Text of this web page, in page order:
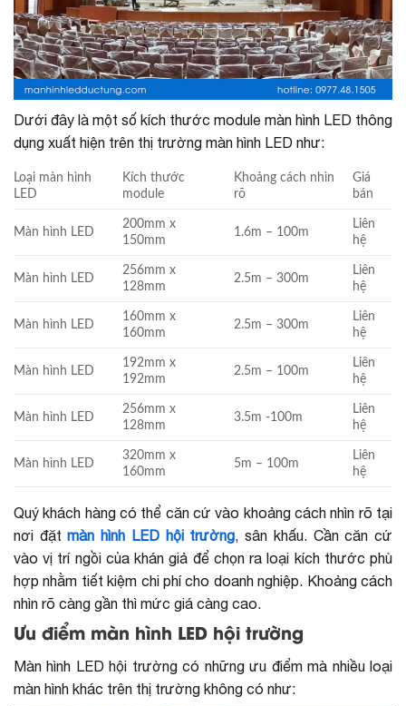
Dưới đây là một số kích thước module màn hình LED thông
dụng xuất hiện trên thị trường màn hình LED như:
Loại màn hình
LED
Kích thước
module
Khoảng cách nhìn
rõ
Giá
bán
Màn hình LED
200mm x
150mm
1.6m – 100m
Liên
hệ
Màn hình LED
256mm x
128mm
2.5m – 300m
Liên
hệ
Màn hình LED
160mm x
160mm
2.5m – 300m
Liên
hệ
Màn hình LED
192mm x
192mm
2.5m – 100m
Liên
hệ
Màn hình LED
256mm x
128mm
3.5m -100m
Liên
hệ
Màn hình LED
320mm x
160mm
5m – 100m
Liên
hệ
Quý khách hàng có thể căn cứ vào khoảng cách nhìn rõ tại
nơi đặtmàn hình LED hội trường, sân khấu. Cần căn cứ
vào vị trí ngồi của khán giả để chọn ra loại kích thước phù
hợp nhằm tiết kiệm chi phí cho doanh nghiệp. Khoảng cách
nhìn rõ càng gần thì mức giá càng cao.
Ưu điểm màn hình LED hội trường
Màn hình LED hội trường có những ưu điểm mà nhiều loại
màn hình khác trên thị trường không có như: